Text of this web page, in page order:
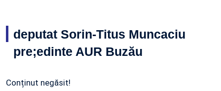
deputat Sorin-Titus Muncaciu
pre;edinte AUR Buzău
Conținut negăsit!